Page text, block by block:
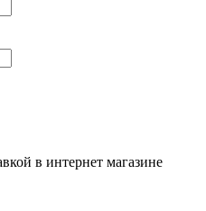
в интернет магазине